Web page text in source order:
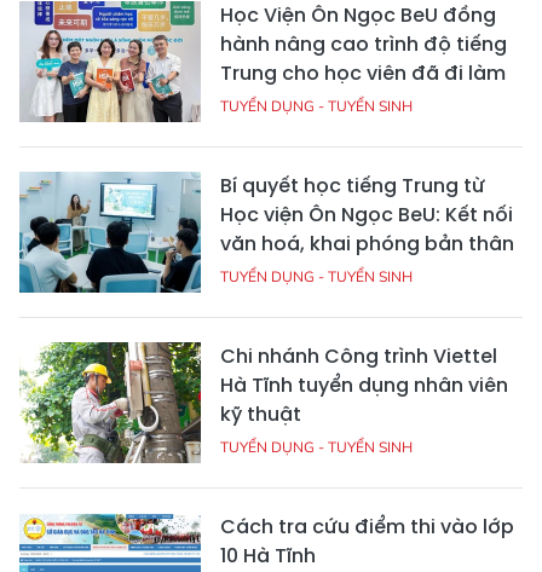
Học Viện Ôn Ngọc BeU đồng
hành nâng cao trình độ tiếng
Trung cho học viên đã đi làm
TUYỂN DỤNG - TUYỂN SINH
Bí quyết học tiếng Trung từ
Học viện Ôn Ngọc BeU: Kết nối
văn hoá, khai phóng bản thân
TUYỂN DỤNG - TUYỂN SINH
Chi nhánh Công trình Viettel
Hà Tĩnh tuyển dụng nhân viên
kỹ thuật
TUYỂN DỤNG - TUYỂN SINH
Cách tra cứu điểm thi vào lớp
10 Hà Tĩnh